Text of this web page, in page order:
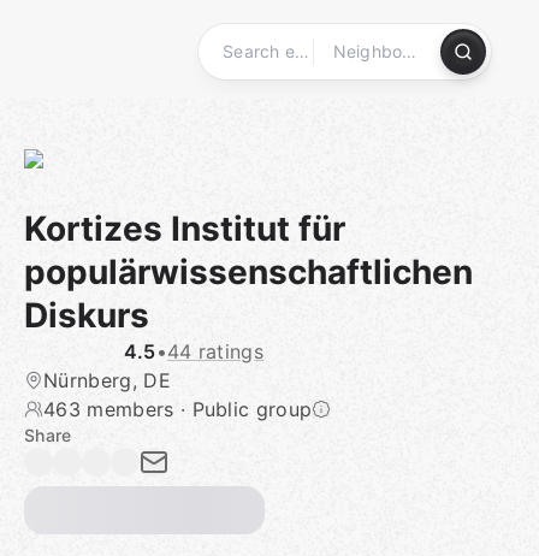
Kortizes Institut für
populärwissenschaftlichen
Diskurs
4.5•44 ratings
Nürnberg, DE
463 members · Public group
Share